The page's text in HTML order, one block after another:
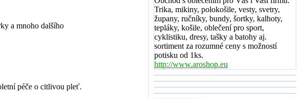
a mnoho dalšího
péče o citlivou pleť.
Trika, mikiny, polokošile, vesty, svetry,
župany, ručníky, bundy, šortky, kalhoty,
tepláky, košile, oblečení pro sport,
cyklistiku, dresy, tašky a batohy aj.
sortiment za rozumné ceny s možností
potisku od 1ks.
http://www.aroshop.eu